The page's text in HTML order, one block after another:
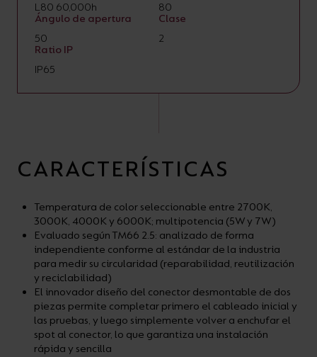
L80 60,000h
80
Ángulo de apertura
50
Clase
2
Ratio IP
IP65
CARACTERÍSTICAS
Temperatura de color seleccionable entre 2700K,
3000K, 4000K y 6000K; multipotencia (5W y 7W)
Evaluado según TM66 2.5: analizado de forma
independiente conforme al estándar de la industria
para medir su circularidad (reparabilidad, reutilización
y reciclabilidad)
El innovador diseño del conector desmontable de dos
piezas permite completar primero el cableado inicial y
las pruebas, y luego simplemente volver a enchufar el
spot al conector, lo que garantiza una instalación
rápida y sencilla